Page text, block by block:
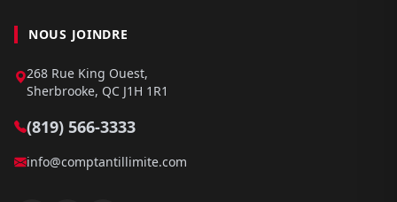
NOUS JOINDRE
268 Rue King Ouest,
Sherbrooke, QC J1H 1R1
(819) 566-3333
info@comptantillimite.com